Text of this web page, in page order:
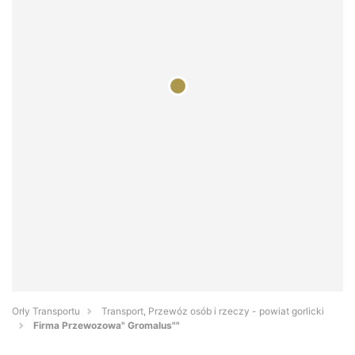
Orły Transportu
Transport, Przewóz osób i rzeczy - powiat gorlicki
Firma Przewozowa" Gromalus""